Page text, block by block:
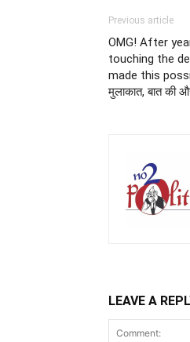
Previous article
OMG! After
touching the
made this
मुलाकात, बात
LEAVE A